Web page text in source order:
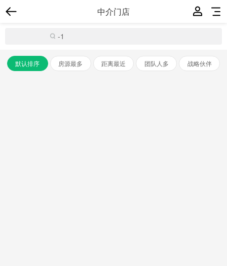
中介门店
默认排序 房源最多 距离最近 团队人多 战略伙伴